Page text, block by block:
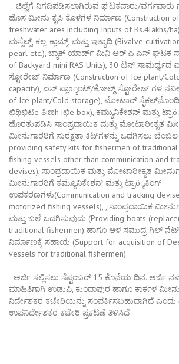
ಜಿಲ್ಲೆಗೆ ನಿಗದಿಪಡಿಸಲಾಗಿರುವ ಘಟಕವಾರು/ವರ್ಗವಾರು
ಹೊಸ ಮೀನು ಕೃಪಿ ಕೊಳಗಳ ನಿರ್ಮಾಣ (Construction
freshwater ares including Inputs of Rs.4lakhs/
ಮಸ್ಸೆಲ್ಸ್, ಕಲ್ಲ, ಕ್ಲಾಮ್ಸ್, ಮತ್ತು ಇತ್ಯಾದಿ (Bivalve
pearl etc.), ಬ್ಯಾಕ್ ಯಾರ್ಡ್ ಮಿನಿ ಆರ್.ಎ.ಎಸ್ ಘಟಕ
of Backyard mini RAS Units), 30 ಟನ್ ಸಾಮರ್ಥ್ಯದ
ಸ್ಟೋರೇಜ್ ನಿರ್ಮಾಣ (Construction of Ice plant/
capacity), ಐಸ್ ಪ್ಲಾö್ಯಂಟ್/ಕೋಲ್ಡ್ ಸ್ಟೋರೇಜ್ ಗಳ
of Ice plant/Cold storage), ಮೋಟಾರ್ ಸೈಕಲ್
ಛಿಥಿಛಿಟe ತಿiಣh iಛಿe box), ಕಮ್ಯುನಿಕೇಶನ್ ಮತ್ತು ಟ್ರಾö
ಹೊರತುಪಡಿಸಿ ಸಾಂಪ್ರದಾಯಿಕ ಮತ್ತು ಮೋಟಾರೀಕೃತ
ಮೀನುಗಾರರಿಗೆ ಸುರಕ್ಷತಾ ಕಿಟ್ಗಳನ್ನು ಒದಗಿಸಲು ಬೆಂಬಲ
providing safety kits for fishermen of
fishing vessels other than communication and
devises), ಸಾಂಪ್ರದಾಯಿಕ ಮತ್ತು ಮೋಟಾರೀಕೃತ
ಮೀನುಗಾರರಿಗೆ ಕಮ್ಯೂನಿಕೇಶನ್ ಮತ್ತು ಟ್ರಾö್ಯಕಿಂಗ್
ಉಪಕರಣಗಳು(Communication and tracking
motorized fishing vessels), , ಸಾಂಪ್ರದಾಯಿಕ
ಮತ್ತು ಬಲೆ ಒದಗಿಸುವುದು (Providing boats
traditional fishermen) ಹಾಗೂ ಆಳ ಸಮುದ್ರ ಗಿಲ್ ನೆಟ್
ನಿರ್ಮಾಣಕ್ಕೆ ಸಹಾಯ (Support for acquisition of
vessels for traditional fishermen).
ಅರ್ಜಿ ಸಲ್ಲಿಸಲು ಸೆಪ್ಟಂಬರ್ 15 ಕೊನೆಯ ದಿನ. ಅರ್ಜಿ
ಮಾಹಿತಿಗಾಗಿ ಉಡುಪಿ, ಕುಂದಾಪುರ ಹಾಗೂ ಕಾರ್ಕಳ
ನಿರ್ದೇಶಕರ ಕಚೇರಿಯನ್ನು ಸಂಪರ್ಕಿಸಬಹುದಾಗಿದೆ ಎಂದು
ಉಪನಿರ್ದೇಶಕರ ಕಚೇರಿ ಪ್ರಕಟಣೆ ತಿಳಿಸಿದೆ